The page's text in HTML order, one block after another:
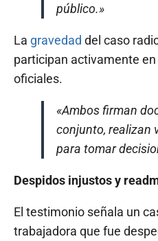
público.»
La gravedad del caso
participan activamente
oficiales.
«Ambos firman
conjunto, realizan
para tomar
Despidos injustos y
El testimonio señala un
trabajadora que fue